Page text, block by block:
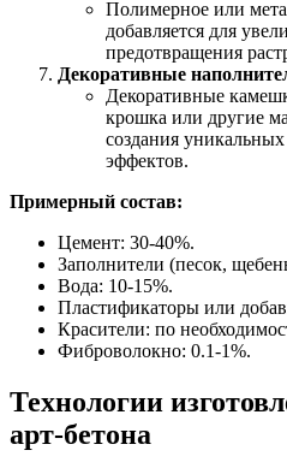
Полимерное или
добавляется для
предотвращения
Декоративные
Декоративные
крошка или другие
создания
эффектов.
Примерный состав:
Цемент: 30-40%.
Заполнители (песок,
Вода: 10-15%.
Пластификаторы или
Красители: по
Фиброволокно: 0.1-1%.
Технологии
арт-бетона